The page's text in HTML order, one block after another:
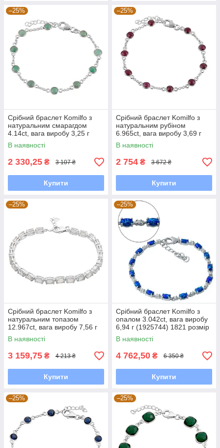
–25%
Срібний браслет Komilfo з
натуральним смарагдом
4.14ct, вага виробу 3,25 г
(2118251) 1720 розмір
В наявності
2 330,25 ₴ 3 107 ₴
Купити
–25%
Срібний браслет Komilfo з
натуральним рубіном
6.965ct, вага виробу 3,69 г
(2118213) 1821 розмір
В наявності
2 754 ₴ 3 672 ₴
Купити
–25%
Срібний браслет Komilfo з
натуральним топазом
12.967ct, вага виробу 7,56 г
(2166627) 1720 розмір
В наявності
3 159,75 ₴ 4 213 ₴
Купити
–25%
Срібний браслет Komilfo з
опалом 3.042ct, вага виробу
6,94 г (1925744) 1821 розмір
В наявності
4 762,50 ₴ 6 350 ₴
Купити
–25% –25%